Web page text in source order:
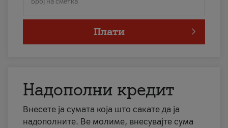
Плати
Надополни кредит
Внесете ја сумата која што сакате да ја
надополните. Ве молиме, внесувајте сума